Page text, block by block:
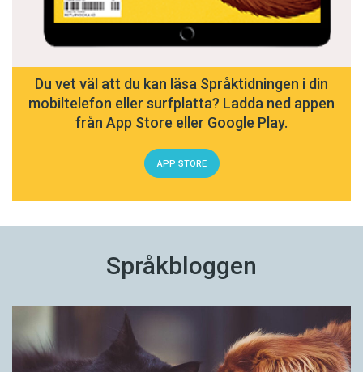
Du vet väl att du kan läsa Språktidningen i din
mobiltelefon eller surfplatta? Ladda ned appen
från App Store eller Google Play.
APP STORE
Språkbloggen